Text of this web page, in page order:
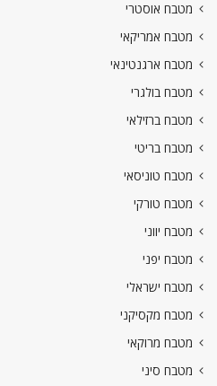
מטבח אוסטרי
מטבח אמריקאי
מטבח ארגנטינאי
מטבח בולגרי
מטבח ברזילאי
מטבח בריטי
מטבח טוניסאי
מטבח טורקי
מטבח יווני
מטבח יפני
מטבח ישראלי
מטבח מקסיקני
מטבח מרוקאי
מטבח סיני